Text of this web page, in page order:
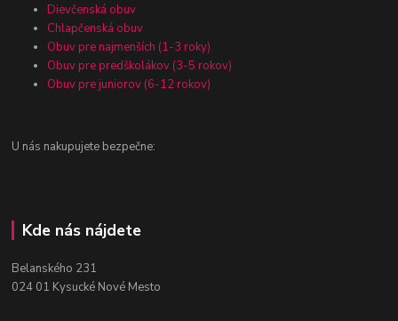
Dievčenská obuv
Chlapčenská obuv
Obuv pre najmenších (1-3 roky)
Obuv pre predškolákov (3-5 rokov)
Obuv pre juniorov (6-12 rokov)
U nás nakupujete bezpečne:
Kde nás nájdete
Belanského 231
024 01 Kysucké Nové Mesto